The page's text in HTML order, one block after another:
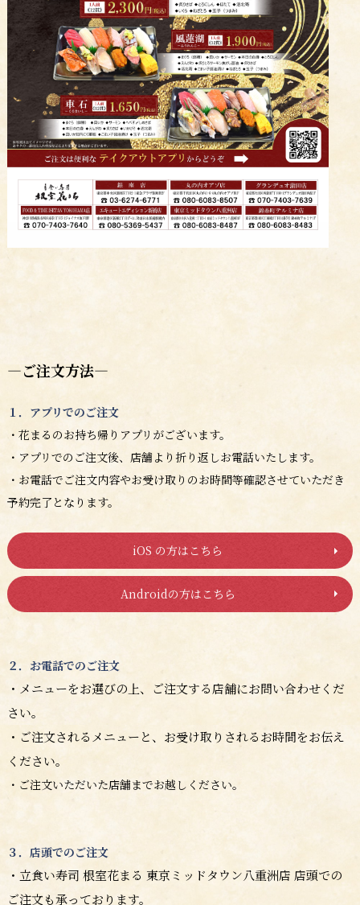
―ご注文方法―
１．アプリでのご注文
・花まるのお持ち帰りアプリがございます。
・アプリでのご注文後、店舗より折り返しお電話いたします。
・お電話でご注文内容やお受け取りのお時間等確認させていただき
予約完了となります。
iOS の方はこちら
Androidの方はこちら
２．お電話でのご注文
・メニューをお選びの上、ご注文する店舗にお問い合わせくだ
さい。
・ご注文されるメニューと、お受け取りされるお時間をお伝え
ください。
・ご注文いただいた店舗までお越しください。
３．店頭でのご注文
・ 立食い寿司 根室花まる 東京ミッドタウン八重洲店 店頭での
ご注文も承っております。